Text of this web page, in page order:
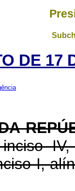
DE 17
I,